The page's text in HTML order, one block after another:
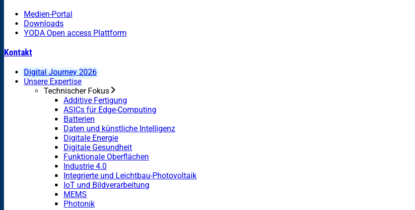
Medien-Portal
Downloads
YODA Open access Plattform
Kontakt
Digital Journey 2026
Unsere Expertise
Technischer Fokus
Additive Fertigung
ASICs für Edge-Computing
Batterien
Daten und künstliche Intelligenz
Digitale Energie
Digitale Gesundheit
Funktionale Oberflächen
Industrie 4.0
Integrierte und Leichtbau-Photovoltaik
IoT und Bildverarbeitung
MEMS
Photonik